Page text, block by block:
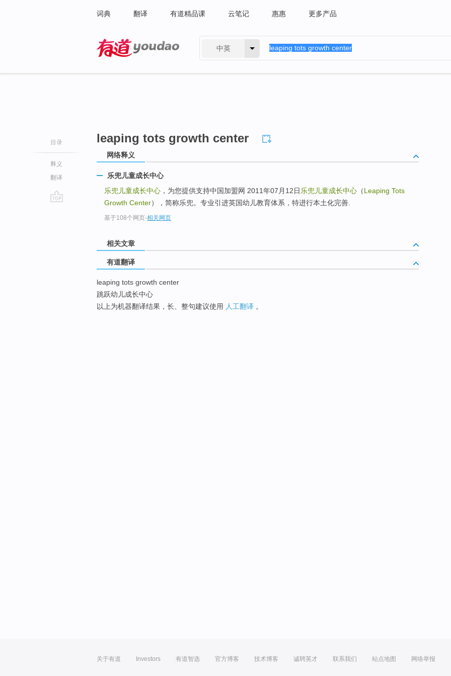
词典 翻译 有道精品课 云笔记 惠惠 更多产品
中英
目录
释义
翻译
leaping tots growth center
网络释义
乐兜儿童成长中心
乐兜儿童成长中心 ，为您提供支持中国加盟网 2011年07月12日 乐兜儿童成长中心 （Leaping Tots
Growth Center），简称乐兜。专业引进英国幼儿教育体系，特进行本土化完善.
基于108个网页-相关网页
相关文章
有道翻译
leaping tots growth center
跳跃幼儿成长中心
以上为机器翻译结果，长、整句建议使用 人工翻译 。
关于有道 Investors 有道智选 官方博客 技术博客 诚聘英才 联系我们 站点地图 网络举报